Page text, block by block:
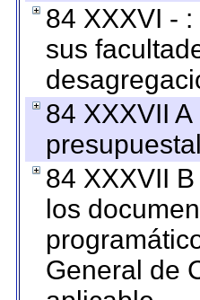
84 XXXVI -
sus
84 XXXVII
84 XXXVII
los
General de